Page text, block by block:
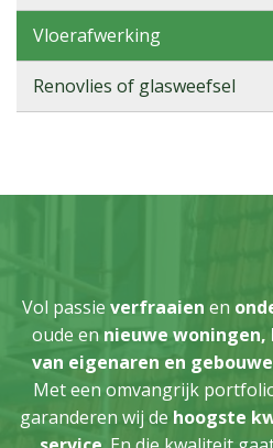
Vloerafwerking
Renovlies of glasweefsel
Vol passie verfraaien en
oude en nieuwe woningen,
van eigenaren en
Met een omvangrijk
garanderen wij de hoogste